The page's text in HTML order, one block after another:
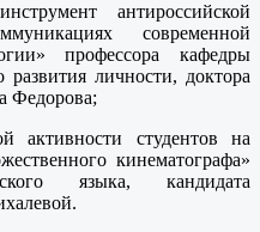
антироссийской
современной
профессора кафедры
развития личности, доктора
Федорова;
активности студентов на
кинематографа»
языка, кандидата